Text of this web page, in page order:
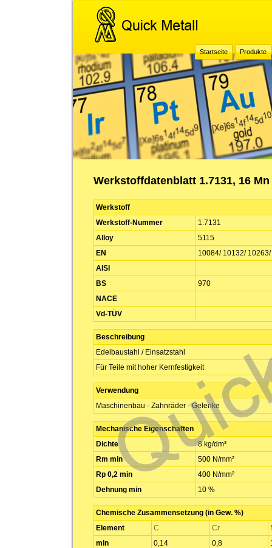
Startseite Produkte
Werkstoffdatenblatt 1.7131, 16 Mn
Werkstoff
Werkstoff-Nummer
1.7131
Alloy
5115
EN
10084/ 10132/
AISI
BS
970
NACE
Vd-TÜV
Beschreibung
Edelbaustahl / Einsatzstahl
Für Teile mit hoher Kernfestigkeit
Verwendung
Maschinenbau - Zahnräder - Gelenke
Mechanische Eigenschaften
Dichte
8 kg/dm³
Rm min
500 N/mm²
Rp 0,2 min
400 N/mm²
Dehnung min
10 %
Chemische Zusammensetzung (in Gew. %)
Element
C Cr
min
0,14 0,8